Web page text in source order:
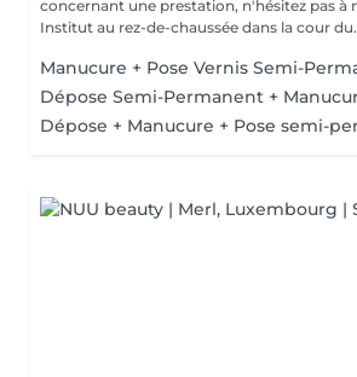
concernant une prestation, n'hésitez pas à
Institut au rez-de-chaussée dans la cour
Manucure + Pose Vernis Semi-
Dépose Semi-Permanent +
Dépose + Manucure + Pose semi-